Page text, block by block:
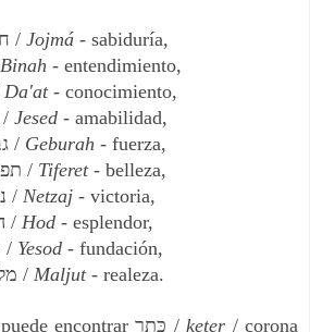
חכמה / Jojmá - sabiduría,
Binah - entendimiento,
Da'at - conocimiento,
חסד / Jesed - amabilidad,
גבורה / Geburah - fuerza,
תפארת / Tiferet - belleza,
נצח / Netzaj - victoria,
הוד / Hod - esplendor,
יסוד / Yesod - fundación,
מלכות / Maljut - realeza.
En algunas listas se puede encontrar כֶּתֶר /keter / corona